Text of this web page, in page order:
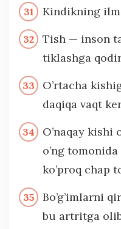
Kindikning
Tish — inson
tiklashga
O’rtacha
daqiqa vaqt
O’naqay kishi
o’ng
ko’proq chap
Bo’g’imlarni
bu artritga